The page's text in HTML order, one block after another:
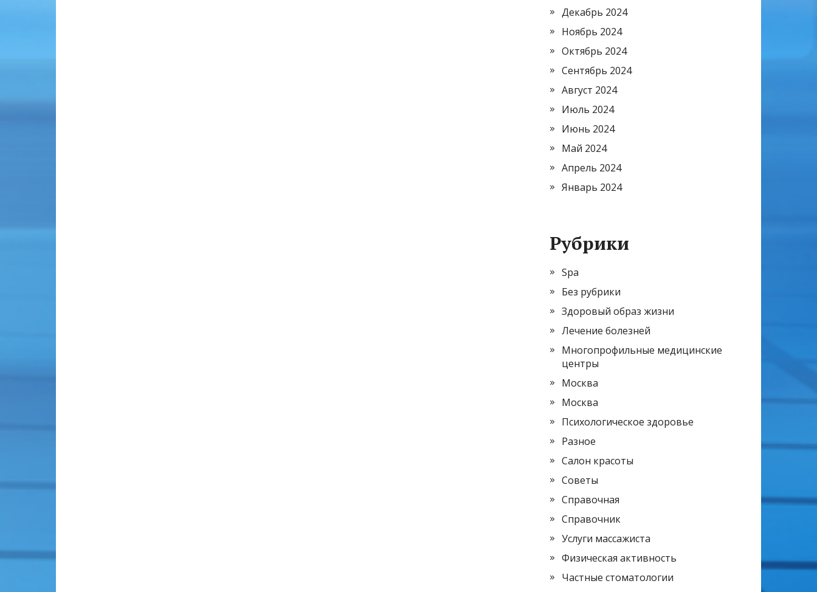
Декабрь 2024
Ноябрь 2024
Октябрь 2024
Сентябрь 2024
Август 2024
Июль 2024
Июнь 2024
Май 2024
Апрель 2024
Январь 2024
Рубрики
Spa
Без рубрики
Здоровый образ жизни
Лечение болезней
Многопрофильные медицинские
центры
Москва
Москва
Психологическое здоровье
Разное
Салон красоты
Советы
Справочная
Справочник
Услуги массажиста
Физическая активность
Частные стоматологии